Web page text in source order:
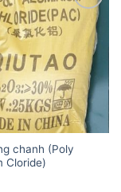
Add to
wishlist
chanh (Poly
Cloride)